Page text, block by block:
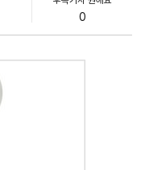
0